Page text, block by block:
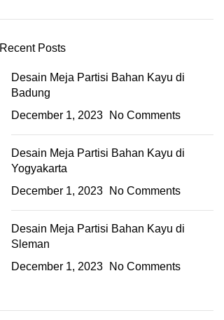
Recent Posts
Desain Meja Partisi Bahan Kayu di
Badung
December 1, 2023
No Comments
Desain Meja Partisi Bahan Kayu di
Yogyakarta
December 1, 2023
No Comments
Desain Meja Partisi Bahan Kayu di
Sleman
December 1, 2023
No Comments